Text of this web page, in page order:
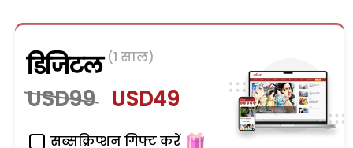
डिजिटल (1 साल)
USD99 USD49
सब्सक्रिप्शन गिफ्ट करें